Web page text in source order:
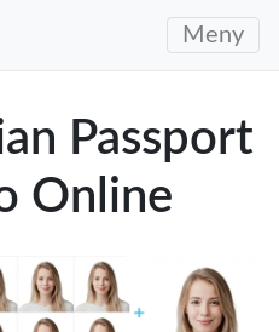
Meny
Passport
Online